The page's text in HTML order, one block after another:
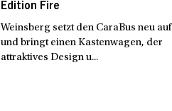
Edition Fire
Weinsberg setzt den CaraBus neu auf
und bringt einen Kastenwagen, der
attraktives Design u...